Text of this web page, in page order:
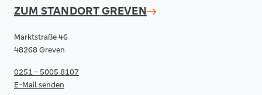
ZUM STANDORTGREVEN
Marktstraße 46
48268 Greven
0251 - 5005 8107
E-Mail senden